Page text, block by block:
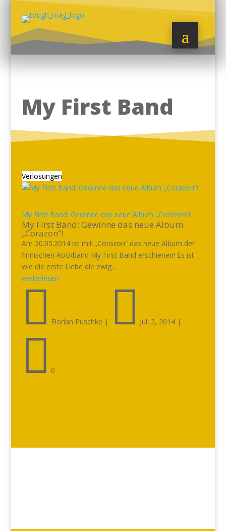
My First Band
Verlosungen
My First Band: Gewinne das neue Album „Corazon“!
My First Band: Gewinne das neue Album
„Corazon“!
Am 30.05.2014 ist mit „Corazon“ das neue Album der
finnischen Rockband My First Band erschienen! Es ist
wie die erste Liebe die ewig...
weiterlesen
 Florian Puschke |  Juli 2, 2014|
 0